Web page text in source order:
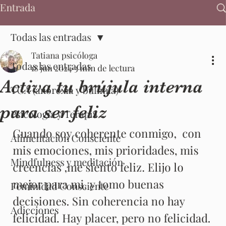
Entrada
Todas las entradas
TCA (anorexia y bulimia)
Psicología y Terapia
Alimentación Consciente
Mindfulness y meditación
Feminidad Consciente
Adicciones
Todas las entradas
Activa tu brújula interna
para ser feliz
Tatiana psicóloga
18 jun 20243 min de lectura
Cuando soy coherente conmigo,  con
mis emociones, mis prioridades, mis
creencias ,me siento feliz. Elijo lo
mejor para mi, y tomo buenas
decisiones. Sin coherencia no hay
felicidad. Hay placer, pero no felicidad.